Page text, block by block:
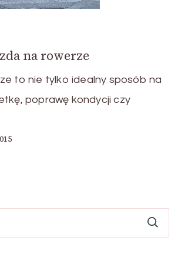
na rowerze
to nie tylko idealny sposób na
poprawę kondycji czy